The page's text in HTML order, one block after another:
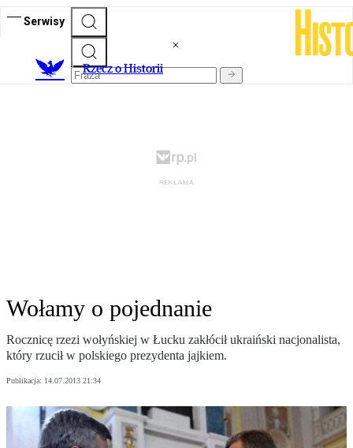
Serwisy
Rzecz o Historii
Wołamy o pojednanie
Rocznicę rzezi wołyńskiej w Łucku zakłócił ukraiński nacjonalista,
który rzucił w polskiego prezydenta jajkiem.
Publikacja: 14.07.2013 21:34